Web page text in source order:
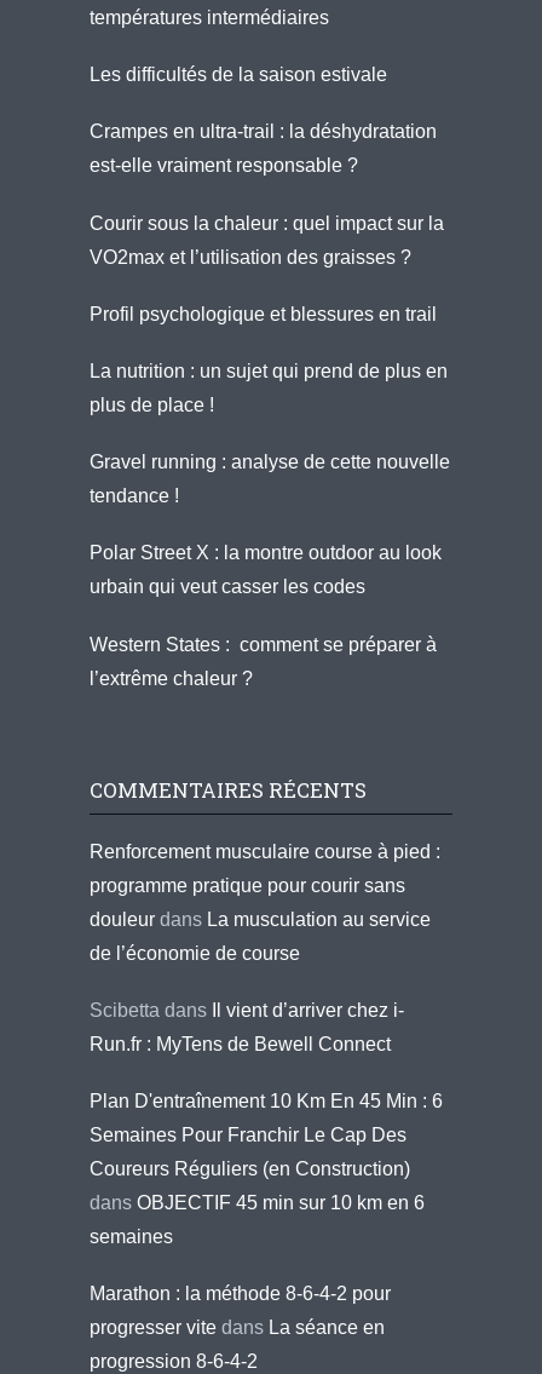
températures intermédiaires
Les difficultés de la saison estivale
Crampes en ultra-trail : la déshydratation
est-elle vraiment responsable ?
Courir sous la chaleur : quel impact sur la
VO2max et l’utilisation des graisses ?
Profil psychologique et blessures en trail
La nutrition : un sujet qui prend de plus en
plus de place !
Gravel running : analyse de cette nouvelle
tendance !
Polar Street X : la montre outdoor au look
urbain qui veut casser les codes
Western States : comment se préparer à
l’extrême chaleur ?
COMMENTAIRES RÉCENTS
Renforcement musculaire course à pied :
programme pratique pour courir sans
douleur dans La musculation au service
de l’économie de course
Scibetta dans
Il vient d’arriver chez i-
Run.fr : MyTens de Bewell Connect
Plan D'entraînement 10 Km En 45 Min : 6
Semaines Pour Franchir Le Cap Des
Coureurs Réguliers (en Construction)
dans OBJECTIF 45 min sur 10 km en 6
semaines
Marathon : la méthode 8-6-4-2 pour
progresser vite dans La séance en
progression 8-6-4-2